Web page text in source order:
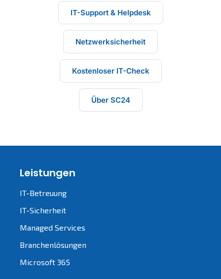
IT-Support & Helpdesk
Netzwerksicherheit
Kostenloser IT-Check
Über SC24
Leistungen
IT-Betreuung
IT-Sicherheit
Managed Services
Branchenlösungen
Microsoft 365